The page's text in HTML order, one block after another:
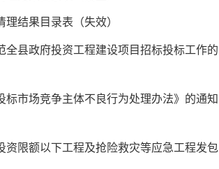
结果目录表（失效）
县政府投资工程建设项目招标投标工作的
市场竞争主体不良行为处理办法》的通知
限额以下工程及抢险救灾等应急工程发包